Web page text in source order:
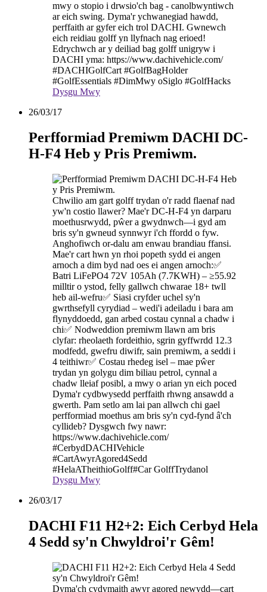
mwy o stopio i drwsio'ch bag - canolbwyntiwch
ar eich swing. Dyma'r ychwanegiad hawdd,
perffaith ar gyfer eich trol DACHI. Gwnewch
eich reidiau golff yn llyfnach nag erioed!
Edrychwch ar y deiliad bag golff unigryw i
DACHI yma: https://www.dachivehicle.com/
#DACHIGolfCart #GolfBagHolder
#GolfEssentials #DimMwy oSiglo #GolfHacks
Dysgu Mwy
26/03/17
Perfformiad Premiwm DACHI DC-
H-F4 Heb y Pris Premiwm.
Chwilio am gart golff trydan o'r radd flaenaf nad
yw'n costio llawer? Mae'r DC-H-F4 yn darparu
moethusrwydd, pŵer a gwydnwch—i gyd am
bris sy'n gwneud synnwyr i'ch ffordd o fyw.
Anghofiwch or-dalu am enwau brandiau ffansi.
Mae'r cart hwn yn rhoi popeth sydd ei angen
arnoch a dim byd nad oes ei angen arnoch:✅
Batri LiFePO4 72V 105Ah (7.7KWH) – ≥55.92
milltir o ystod, felly gallwch chwarae 18+ twll
heb ail-wefru✅ Siasi cryfder uchel sy'n
gwrthsefyll cyrydiad – wedi'i adeiladu i bara am
flynyddoedd, gan arbed costau cynnal a chadw i
chi✅ Nodweddion premiwm llawn am bris
clyfar: rheolaeth fordeithio, sgrin gyffwrdd 12.3
modfedd, gwefru diwifr, sain premiwm, a seddi i
4 teithiwr✅ Costau rhedeg isel – mae pŵer
trydan yn golygu dim biliau petrol, cynnal a
chadw lleiaf posibl, a mwy o arian yn eich poced
Dyma'r cydbwysedd perffaith rhwng ansawdd a
gwerth. Pam setlo am lai pan allwch chi gael
perfformiad moethus am bris sy'n cyd-fynd â'ch
cyllideb? Dysgwch fwy nawr:
https://www.dachivehicle.com/
#CerbydDACHIVehicle
#CartAwyrAgored4Sedd
#HelaATheithioGolff#Car GolffTrydanol
Dysgu Mwy
26/03/17
DACHI F11 H2+2: Eich Cerbyd Hela
4 Sedd sy'n Chwyldroi'r Gêm!
Dyma'ch cydymaith awyr agored newydd—cart